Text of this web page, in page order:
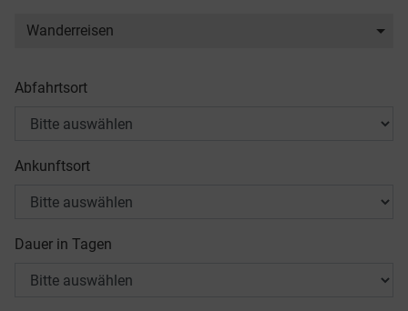
Wanderreisen
Abfahrtsort
Ankunftsort
Dauer in Tagen